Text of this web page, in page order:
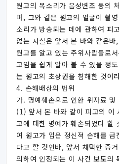
원고의 목소리가 음성변조 등의
며, 그와 같은 원고의 얼굴이 촬
소리가 방송되는 데에 관하여 피
없는 사실은 앞서 본 바와 같은
원고를 알고 있는 주위사람들로
고임을 쉽게 알아 볼 수 있을 정
는 원고의 초상권을 침해한 것이
4. 손해배상의 범위
가. 명예훼손으로 인한 위자료 및
(1) 앞서 본 바와 같이 피고의 이
고에 대한 명예가 훼손되었다 할
여 원고가 입은 정신적 손해를 금
다고 할 것인바, 앞서 채택한 증
의하여 인정되는 이 사건 보도의